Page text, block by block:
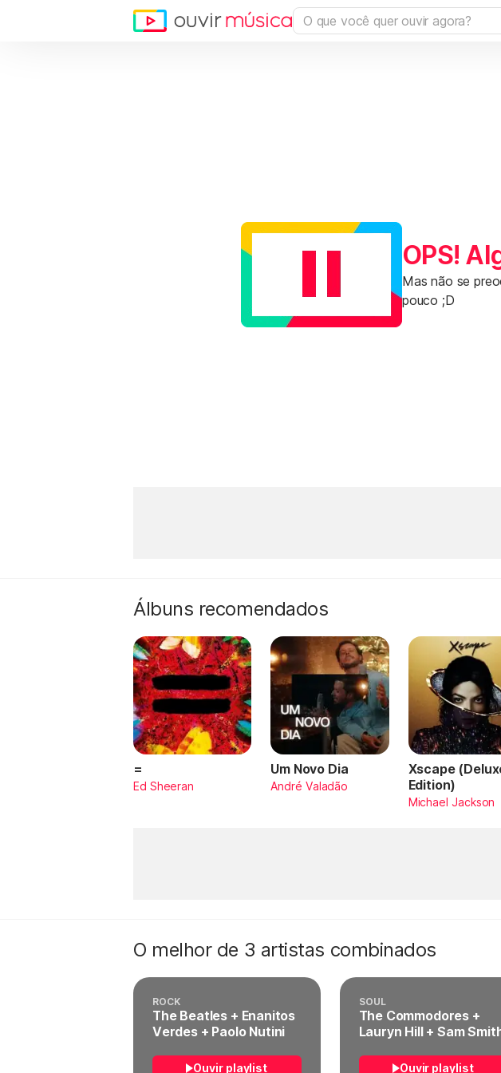
OPS!
Mas não se
pouco ;D
Álbuns recomendados
=
Ed Sheeran
Um Novo Dia
André Valadão
Xscape
Edition)
Michael Jackson
O melhor de 3 artistas combinados
ROCK
The Beatles + Enanitos
Verdes + Paolo Nutini
Ouvir playlist
SOUL
The Commodores +
Lauryn Hill + Sam
Ouvir playlist